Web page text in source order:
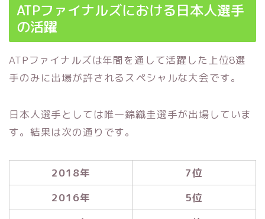
ATPファイナルズにおける日本人選手
の活躍
ATPファイナルズは年間を通して活躍した上位8選
手のみに出場が許されるスペシャルな大会です。
日本人選手としては唯一錦織圭選手が出場していま
す。結果は次の通りです。
2018年
7位
2016年
5位